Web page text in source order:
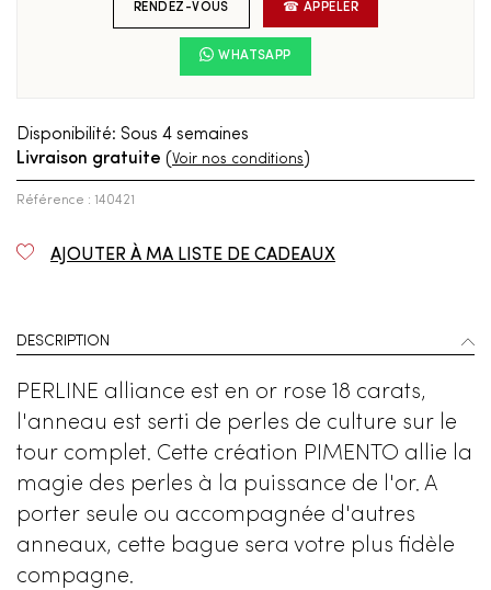
RENDEZ-VOUS ☎ APPELER
WHATSAPP
Disponibilité: Sous 4 semaines
Livraison gratuite ( Voir nos conditions )
Référence : 140421
AJOUTER À MA LISTE DE CADEAUX
DESCRIPTION
PERLINE alliance est en or rose 18 carats,
l'anneau est serti de perles de culture sur le
tour complet. Cette création PIMENTO allie la
magie des perles à la puissance de l'or. A
porter seule ou accompagnée d'autres
anneaux, cette bague sera votre plus fidèle
compagne.